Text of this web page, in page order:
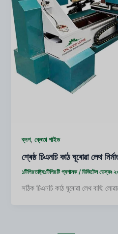
ব্লগ,ক্ৰেতা গাইড
শ্ৰেষ্ঠ চিএনচি কাঠ ঘূৰোৱা লেথ
১টিপি৪তাষ্ট্ৰ১টিপি৪টি প্ৰশাসক/ডিজিটেল ডেস্কঃ
সঠিক চিএনচি কাঠ ঘূৰোৱা লেথ বাছি